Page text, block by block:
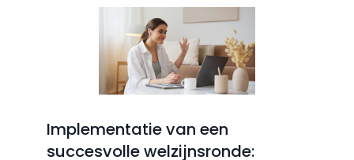
Implementatie van een
succesvolle welzijnsronde: